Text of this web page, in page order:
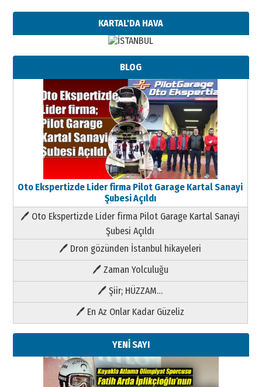
KARTAL'DA HAVA
BLOG
Oto Ekspertizde Lider firma Pilot Garage Kartal Sanayi
Şubesi Açıldı
🖊 Oto Ekspertizde Lider firma Pilot Garage Kartal Sanayi
Şubesi Açıldı
🖊 Dron gözünden İstanbul hikayeleri
🖊 Zaman Yolculuğu
🖊 Şiir; HÜZZAM…
🖊 En Az Onlar Kadar Güzeliz
YENİ SAYI